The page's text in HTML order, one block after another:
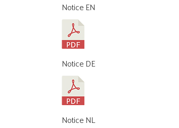
Notice EN
Notice DE
Notice NL